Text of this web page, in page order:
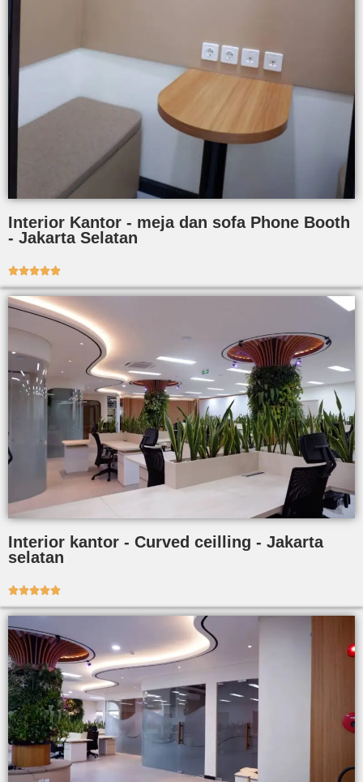
Interior Kantor - meja dan sofa Phone Booth
- Jakarta Selatan

Interior kantor - Curved ceilling - Jakarta
selatan
